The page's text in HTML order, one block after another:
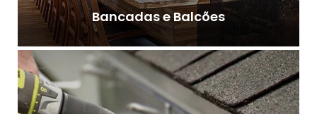
Bancadas e Balcões